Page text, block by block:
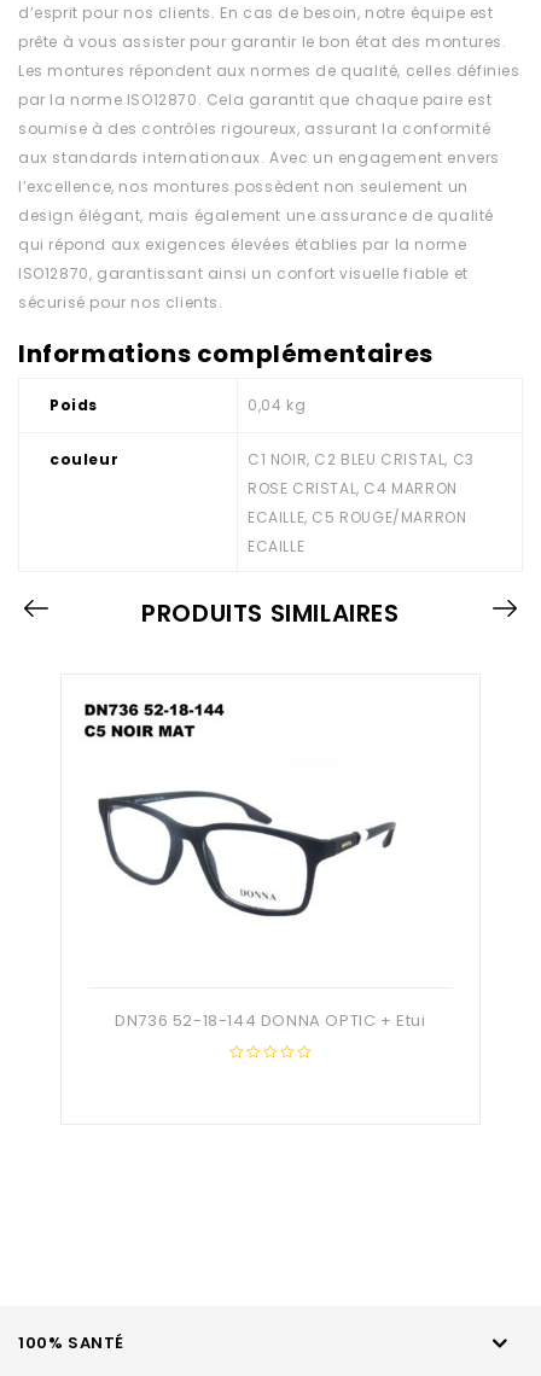
d’esprit pour nos clients. En cas de besoin, notre équipe est
prête à vous assister pour garantir le bon état des montures.
Les montures répondent aux normes de qualité, celles définies
par la norme ISO12870. Cela garantit que chaque paire est
soumise à des contrôles rigoureux, assurant la conformité
aux standards internationaux. Avec un engagement envers
l’excellence, nos montures possèdent non seulement un
design élégant, mais également une assurance de qualité
qui répond aux exigences élevées établies par la norme
ISO12870, garantissant ainsi un confort visuelle fiable et
sécurisé pour nos clients.
Informations complémentaires
Poids 0,04 kg
couleur
C1 NOIR, C2 BLEU CRISTAL, C3
ROSE CRISTAL, C4 MARRON
ECAILLE, C5 ROUGE/MARRON
ECAILLE
PRODUITS SIMILAIRES
DN736 52-18-144 DONNA OPTIC + Etui
100% SANTÉ